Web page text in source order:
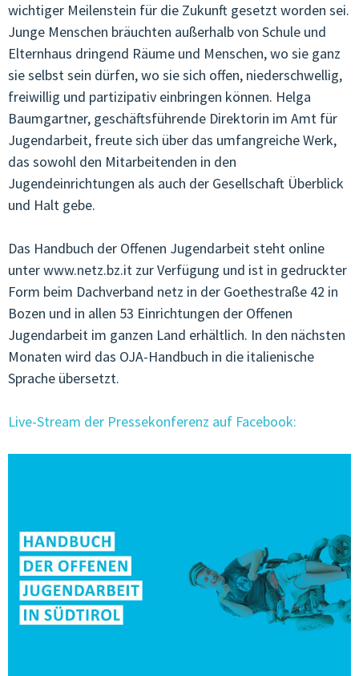
wichtiger Meilenstein für die Zukunft gesetzt worden sei.
Junge Menschen bräuchten außerhalb von Schule und
Elternhaus dringend Räume und Menschen, wo sie ganz
sie selbst sein dürfen, wo sie sich offen, niederschwellig,
freiwillig und partizipativ einbringen können. Helga
Baumgartner, geschäftsführende Direktorin im Amt für
Jugendarbeit, freute sich über das umfangreiche Werk,
das sowohl den Mitarbeitenden in den
Jugendeinrichtungen als auch der Gesellschaft Überblick
und Halt gebe.
Das Handbuch der Offenen Jugendarbeit steht online
unter www.netz.bz.it zur Verfügung und ist in gedruckter
Form beim Dachverband netz in der Goethestraße 42 in
Bozen und in allen 53 Einrichtungen der Offenen
Jugendarbeit im ganzen Land erhältlich. In den nächsten
Monaten wird das OJA-Handbuch in die italienische
Sprache übersetzt.
Live-Stream der Pressekonferenz auf Facebook: